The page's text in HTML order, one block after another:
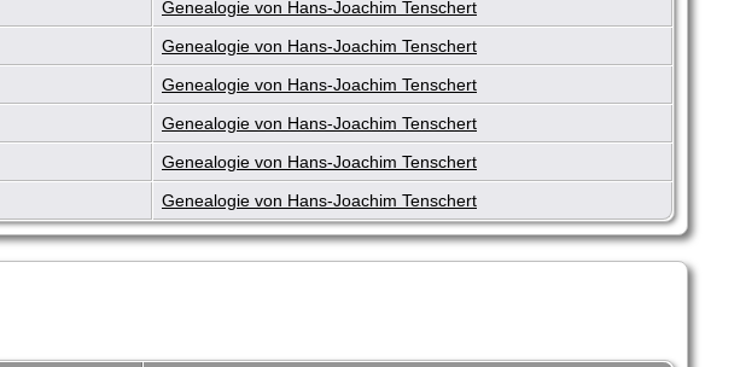
Genealogie von Hans-Joachim Tenschert
Genealogie von Hans-Joachim Tenschert
Genealogie von Hans-Joachim Tenschert
Genealogie von Hans-Joachim Tenschert
Genealogie von Hans-Joachim Tenschert
Genealogie von Hans-Joachim Tenschert